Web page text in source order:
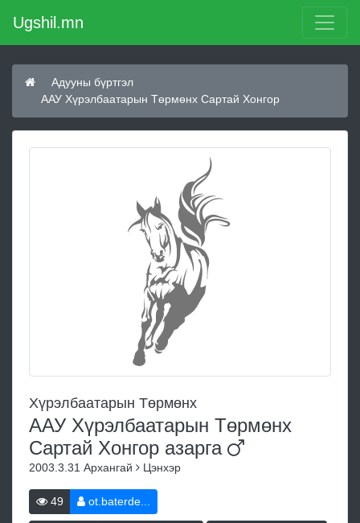
Ugshil.mn
Адууны бүртгэл
ААУ Хүрэлбаатарын Төрмөнх Сартай Хонгор
Хүрэлбаатарын Төрмөнх
ААУ Хүрэлбаатарын Төрмөнх
Сартай Хонгор азарга
2003.3.31 Архангай Цэнхэр
49 ot.baterde...